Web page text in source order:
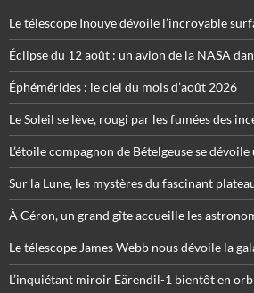
Le télescope Inouye dévoile l’incroyable
Éclipse du 12 août : un avion de la NASA
Éphémérides : le ciel du mois d’août 2026
Le Soleil se lève, rougi par les fumées des
L’étoile compagnon de Bételgeuse se
Sur la Lune, les mystères du fascinant
À Céron, un grand gîte accueille les
Le télescope James Webb nous dévoile la
L’inquiétant miroir Eärendil-1 bientôt en